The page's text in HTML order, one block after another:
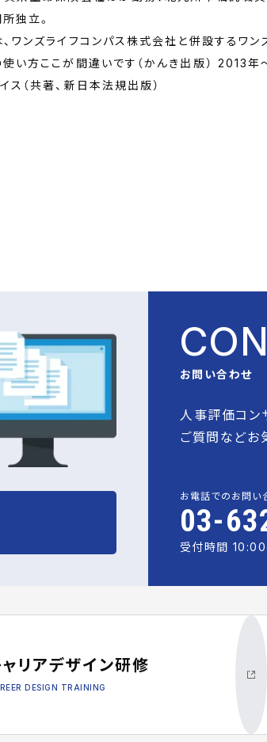
独立。
ワンズライフコンパス株式会社と併設するワ
い方ここが間違いです（かんき出版） 2013
ス（共著、新日本法規出版）
お問い合わせ
人事評価コン
ご質問などお
お電話でのお問い
03-
受付時間 10:00
ャリアデザイン研修
DESIGN TRAINING